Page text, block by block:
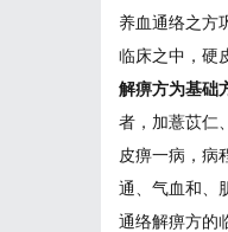
养血通络之方
临床之中，硬
解痹方为基础
者，加薏苡仁
皮痹一病，病
通、气血和、
通络解痹方的